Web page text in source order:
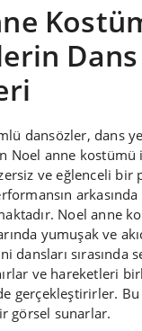
Dans
dansözler, dans
Noel anne kostümü
ve eğlenceli bir
Noel anne
yumuşak ve
dansları sırasında
ve hareketleri
gerçekleştirirler. Bu
görsel sunarlar.